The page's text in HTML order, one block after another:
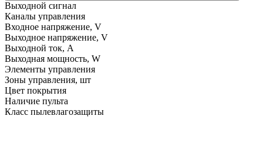
Выходной сигнал
Каналы управления
Входное напряжение, V
Выходное напряжение, V
Выходной ток, A
Выходная мощность, W
Элементы управления
Зоны управления, шт
Цвет покрытия
Наличие пульта
Класс пылевлагозащиты